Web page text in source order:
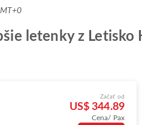
letenky z
Začať od
US$ 344.89
Cena/ Pax